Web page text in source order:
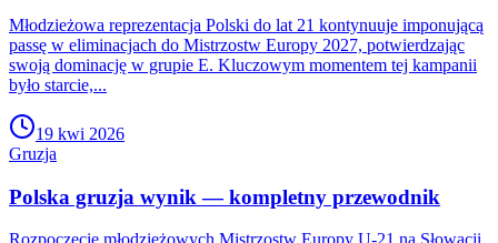
Młodzieżowa reprezentacja Polski do lat 21 kontynuuje imponującą
passę w eliminacjach do Mistrzostw Europy 2027, potwierdzając
swoją dominację w grupie E. Kluczowym momentem tej kampanii
było starcie,...
19 kwi 2026
Gruzja
Polska gruzja wynik — kompletny przewodnik